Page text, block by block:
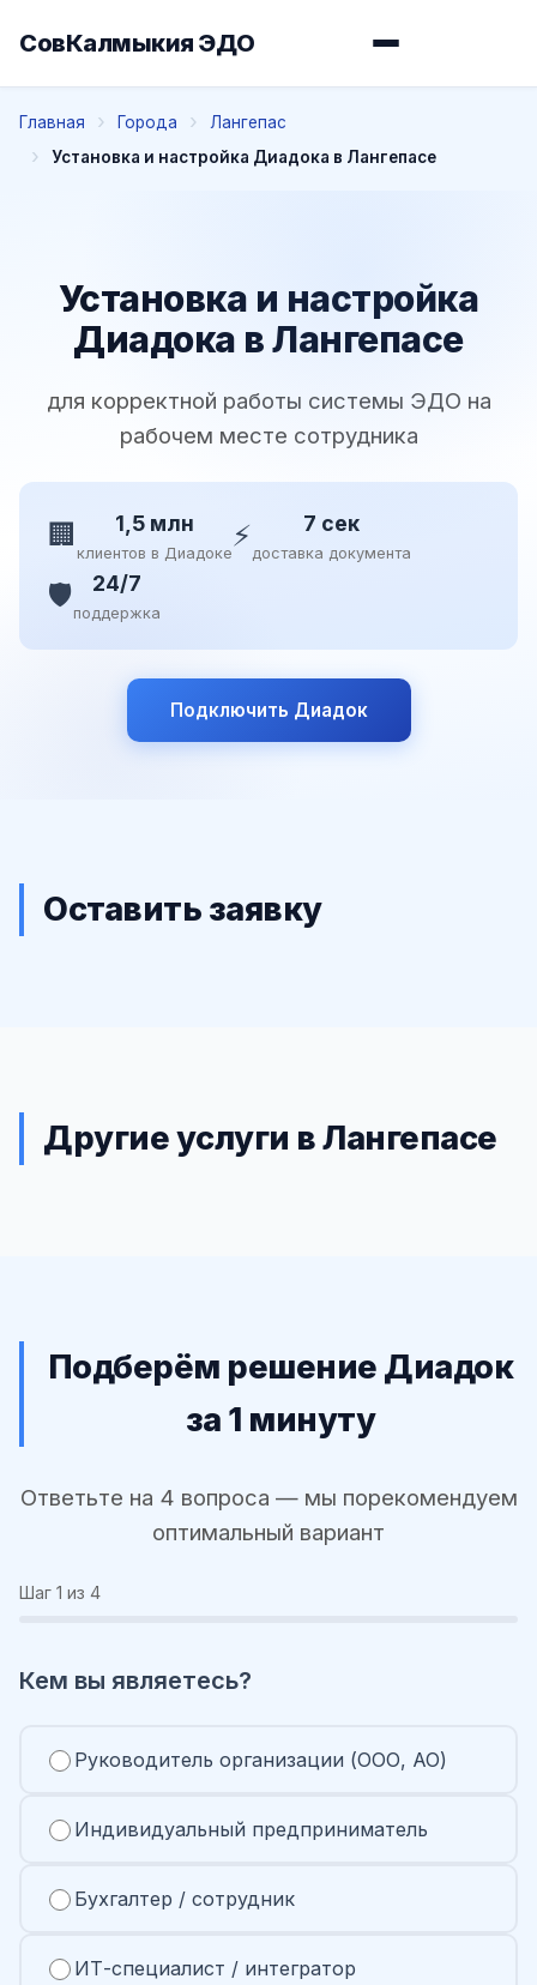
СовКалмыкия ЭДО
Главная Города
Лангепас
Установка и настройка Диадока в Лангепасе
Установка и настройка
Диадока в Лангепасе
для корректной работы системы ЭДО на
рабочем месте сотрудника
🏢 1,5 млн
клиентов в Диадоке⚡ 7 сек
доставка документа
🛡️ 24/7
поддержка
Подключить Диадок
Оставить заявку
Другие услуги в Лангепасе
Подберём решение Диадок
за 1 минуту
Ответьте на 4 вопроса — мы порекомендуем
оптимальный вариант
Шаг 1 из 4
Кем вы являетесь?
Руководитель организации (ООО, АО)
Индивидуальный предприниматель
Бухгалтер / сотрудник
ИТ-специалист / интегратор